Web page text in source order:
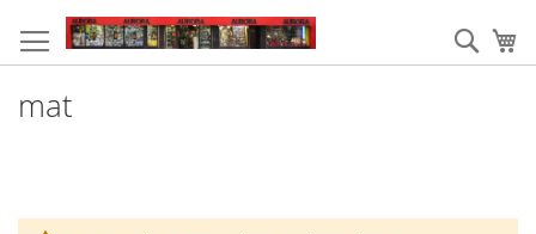
naar
de
Zoek
mat